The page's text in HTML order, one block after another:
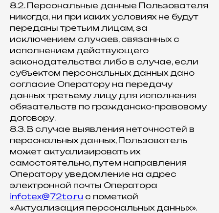
8.2. Персональные данные Пользователя
никогда, ни при каких условиях не будут
переданы третьим лицам, за
исключением случаев, связанных с
исполнением действующего
законодательства либо в случае, если
субъектом персональных данных дано
согласие Оператору на передачу
данных третьему лицу для исполнения
обязательств по гражданско-правовому
договору.
8.3. В случае выявления неточностей в
персональных данных, Пользователь
может актуализировать их
самостоятельно, путем направления
Оператору уведомление на адрес
электронной почты Оператора
infotex@72to.ru с пометкой
«Актуализация персональных данных».